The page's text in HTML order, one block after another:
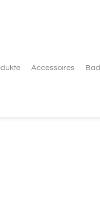
Accessoires Bad